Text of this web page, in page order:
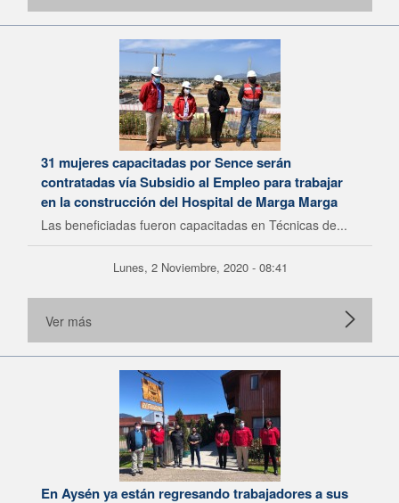
31 mujeres capacitadas por Sence serán
contratadas vía Subsidio al Empleo para trabajar
en la construcción del Hospital de Marga Marga
Las beneficiadas fueron capacitadas en Técnicas de...
Lunes, 2 Noviembre, 2020 - 08:41
Ver más
En Aysén ya están regresando trabajadores a sus